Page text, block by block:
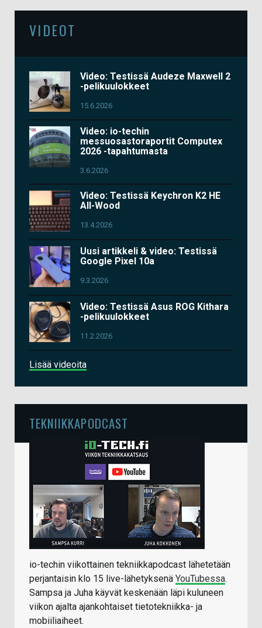
VIDEOT
Video: Testissä Audeze Maxwell 2
-pelikuulokkeet
15.6.2026
Video: io-techin
messuosastoraportit Computex
2026 -tapahtumasta
3.6.2026
Video: Testissä Keychron K2 HE
All-Wood
13.4.2026
Uusi artikkeli & video: Testissä
Google Pixel 10a
9.3.2026
Video: Testissä Asus ROG Kithara
-pelikuulokkeet
11.2.2026
Lisää videoita
TEKNIIKKAPODCAST
io-techin viikottainen tekniikkapodcast lähetetään
perjantaisin klo 15 live-lähetyksenä YouTubessa.
Sampsa ja Juha käyvät keskenään läpi kuluneen
viikon ajalta ajankohtaiset tietotekniikka- ja
mobiiliaiheet.